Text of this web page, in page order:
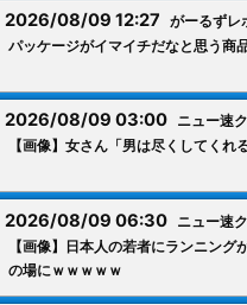
2026/08/09 12:27がーるずレ
パッケージがイマイチだなと思う商
2026/08/09 03:00ニュー速ク
【画像】女さん「男は尽くしてくれ
2026/08/09 06:30ニュー速ク
【画像】日本人の若者にランニング
の場にｗｗｗｗｗ